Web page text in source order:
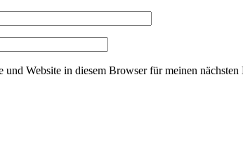
Website in diesem Browser für meinen nächsten